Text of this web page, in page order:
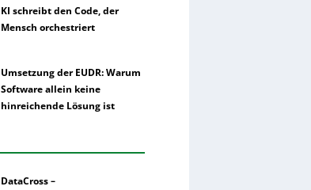
KI schreibt den Code, der
Mensch orchestriert
Umsetzung der EUDR: Warum
Software allein keine
hinreichende Lösung ist
DataCross –